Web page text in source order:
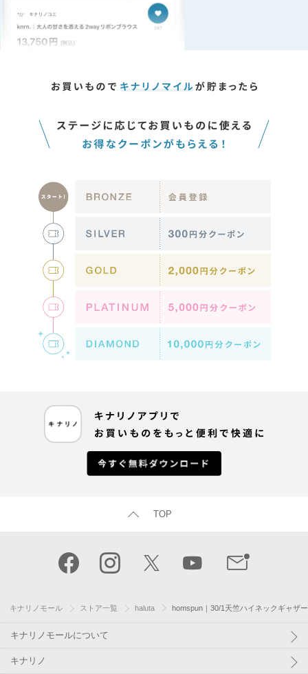
TOP
キナリノモール ストア一覧 haluta homspun｜30/1天竺ハイネックギャザ
キナリノモールについて
キナリノ